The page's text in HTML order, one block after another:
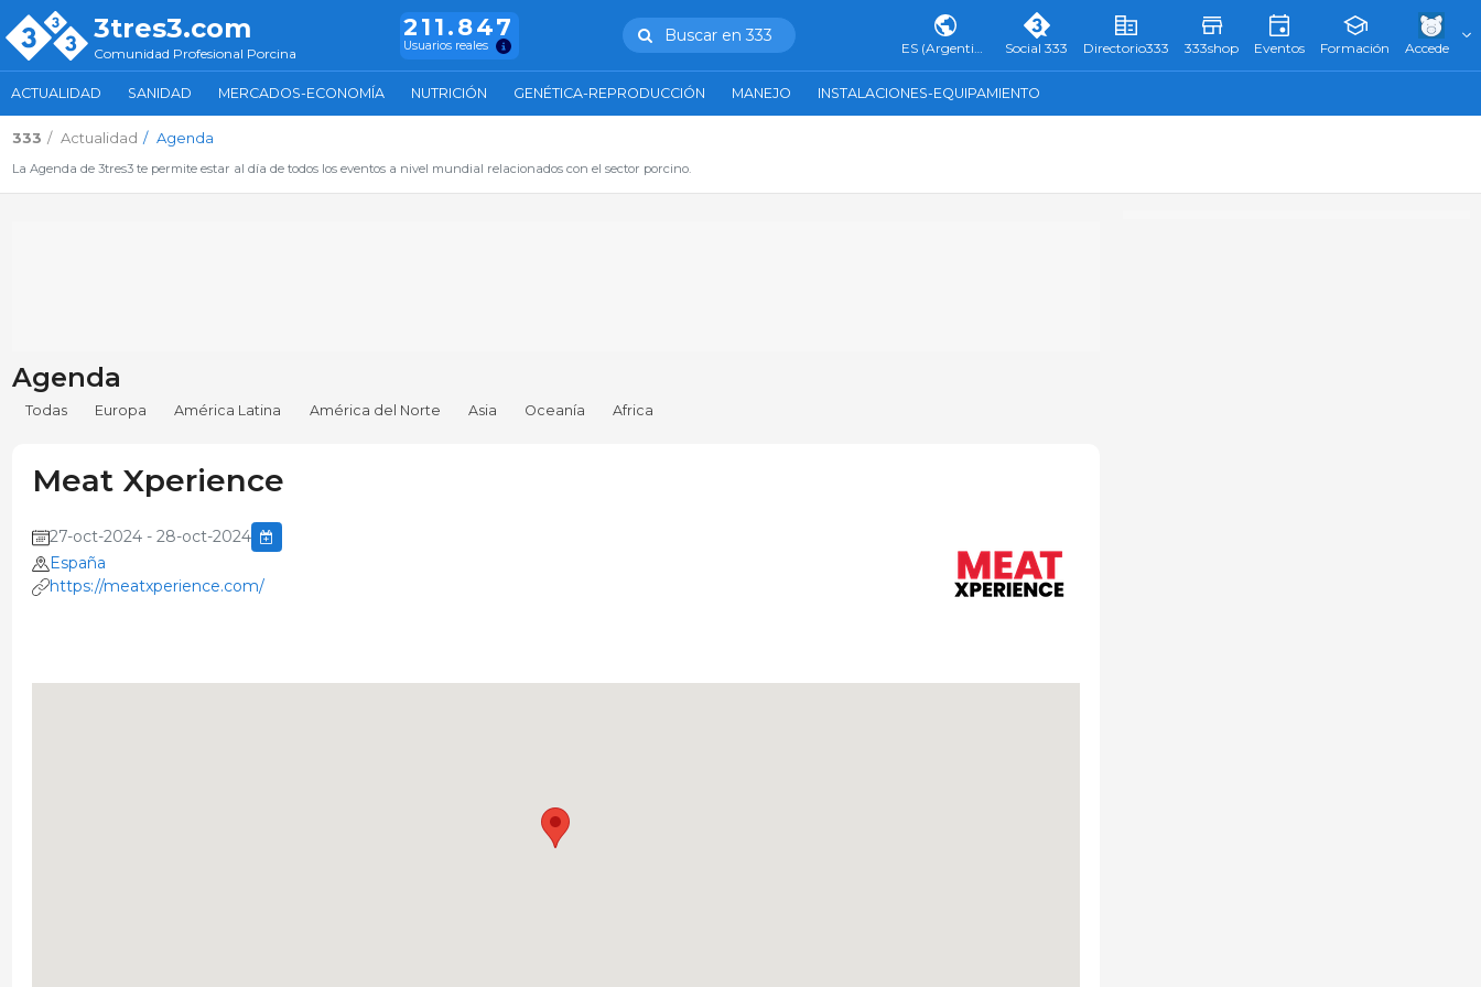
3tres3.com
Comunidad Profesional Porcina
211.847
Usuarios reales
Buscar en 333
ES (Argentina) Social 333 Directorio333 333shop Eventos Formación Accede
ACTUALIDAD SANIDAD MERCADOS-ECONOMÍA NUTRICIÓN GENÉTICA-REPRODUCCIÓN MANEJO INSTALACIONES-EQUIPAMIENTO
333 Actualidad Agenda
La Agenda de 3tres3 te permite estar al día de todos los eventos a nivel mundial relacionados con el sector porcino.
Agenda
Todas Europa América Latina América del Norte Asia Oceanía Africa
Meat Xperience
27-oct-2024 - 28-oct-2024
España
https://meatxperience.com/